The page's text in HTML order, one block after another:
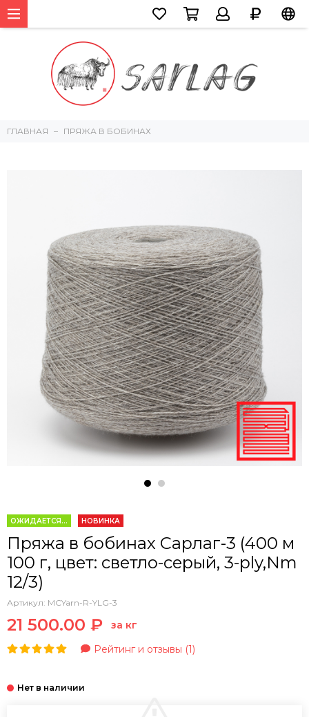
ГЛАВНАЯ ПРЯЖА В БОБИНАХ
ОЖИДАЕТСЯ... НОВИНКА
Пряжа в бобинах Сарлаг-3 (400 м
100 г, цвет: светло-серый, 3-ply,Nm
12/3)
Артикул: MCYarn-R-YLG-3
21 500.00 ₽
за кг
Рейтинг и отзывы (1)